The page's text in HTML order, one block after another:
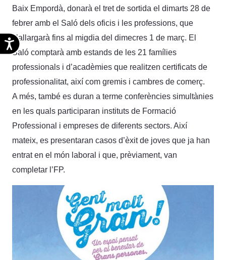
Accesibilidad
Baix Empordà, donarà el tret de sortida el dimarts 28 de
febrer amb el Saló dels oficis i les professions, que
s’allargarà fins al migdia del dimecres 1 de març. El
Saló comptarà amb estands de les 21 famílies
professionals i d’acadèmies que realitzen certificats de
professionalitat, així com gremis i cambres de comerç.
A més, també es duran a terme conferències simultànies
en les quals participaran instituts de Formació
Professional i empreses de diferents sectors. Així
mateix, es presentaran casos d’èxit de joves que ja han
entrat en el món laboral i que, prèviament, van
completar l’FP.